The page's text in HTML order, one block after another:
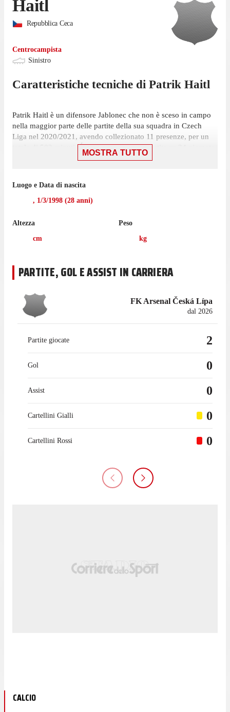
Haitl
Repubblica Ceca
Centrocampista
Sinistro
Caratteristiche tecniche di Patrik Haitl
Patrik Haitl è un difensore Jablonec che non è sceso in campo
nella maggior parte delle partite della sua squadra in Czech
Liga nel 2020/2021, avendo collezionato 11 presenze, per un
totale di 502 minuti. É partito titolare in 5 partite su 34 giornate
ed è stato frequentemente utilizzato come subentrato, in 6
La sua ultima presenza in campionato risale al 29 maggio, gara
in cui ha giocato solo 5 minuti con la maglia Jablonec contro
MOSTRA TUTTO
Luogo e Data di nascita
, 1/3/1998 (28 anni)
Altezza
cm
Peso
kg
PARTITE, GOL E ASSIST IN CARRIERA
FK Arsenal Česká Lípa
dal 2026
Partite giocate 2
Gol 0
Assist 0
Cartellini Gialli 0
Cartellini Rossi 0
CALCIO